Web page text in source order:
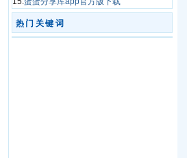
热门关键词